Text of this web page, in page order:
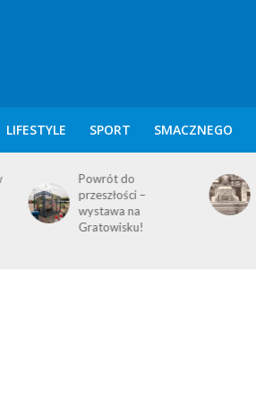
LIFESTYLE SPORT SMACZNEGO
Powrót do
przeszłości –
wystawa na
Gratowisku!